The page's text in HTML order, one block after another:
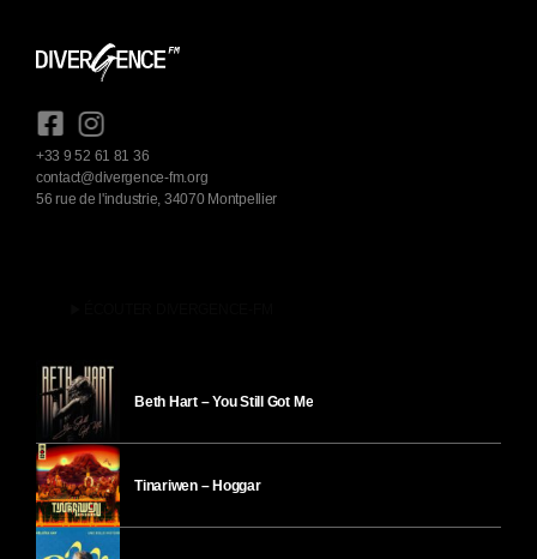
+33 9 52 61 81 36
contact@divergence-fm.org
56 rue de l'industrie, 34070 Montpellier
Beth Hart – You Still Got Me
Tinariwen – Hoggar